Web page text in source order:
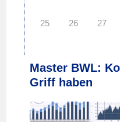
25 26 27
Master BWL:
Griff haben